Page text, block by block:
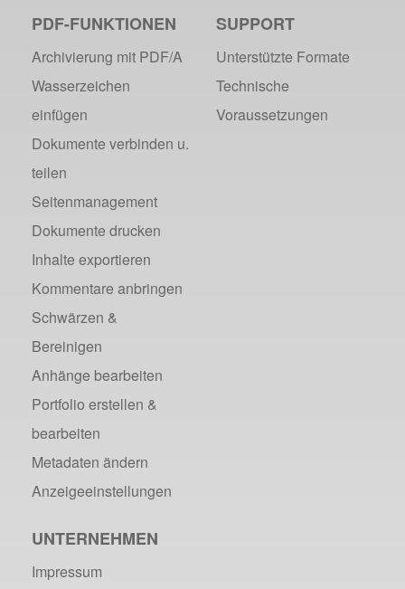
PDF-FUNKTIONEN
Archivierung mit PDF/A
Wasserzeichen
einfügen
Dokumente verbinden u.
teilen
Seitenmanagement
Dokumente drucken
Inhalte exportieren
Kommentare anbringen
Schwärzen &
Bereinigen
Anhänge bearbeiten
Portfolio erstellen &
bearbeiten
Metadaten ändern
Anzeigeeinstellungen
SUPPORT
Unterstützte Formate
Technische
Voraussetzungen
UNTERNEHMEN
Impressum